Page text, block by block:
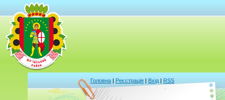
Головна | Реєстрація | Вхід | RSS